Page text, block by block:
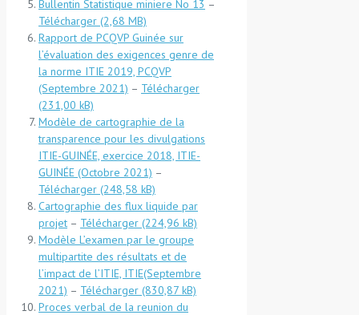
Bullentin Statistique miniere No 13 –
Télécharger
Rapport de PCQVP Guinée sur
l’évaluation des exigences genre de
la norme ITIE 2019, PCQVP
(Septembre 2021) – Télécharger
Modèle de cartographie de la
transparence pour les divulgations
ITIE-GUINÉE, exercice 2018, ITIE-
GUINÉE (Octobre 2021) –
Télécharger
Cartographie des flux liquide par
projet – Télécharger
Modèle L’examen par le groupe
multipartite des résultats et de
l’impact de l’ITIE, ITIE(Septembre
2021) – Télécharger
Proces verbal de la reunion du